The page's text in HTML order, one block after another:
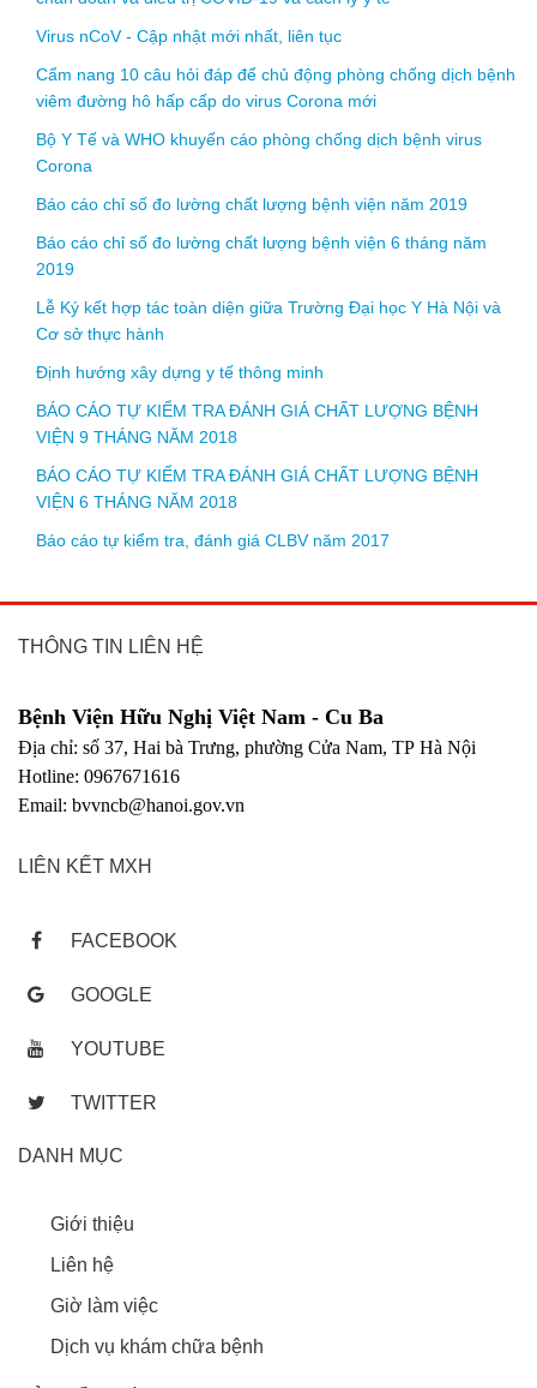
Virus nCoV - Cập nhật mới nhất, liên tục
Cẩm nang 10 câu hỏi đáp để chủ động phòng chống dịch bệnh
viêm đường hô hấp cấp do virus Corona mới
Bộ Y Tế và WHO khuyến cáo phòng chống dịch bệnh virus
Corona
Báo cáo chỉ số đo lường chất lượng bệnh viện năm 2019
Báo cáo chỉ số đo lường chất lượng bệnh viện 6 tháng năm
2019
Lễ Ký kết hợp tác toàn diện giữa Trường Đại học Y Hà Nội và
Cơ sở thực hành
Định hướng xây dựng y tế thông minh
BÁO CÁO TỰ KIỂM TRA ĐÁNH GIÁ CHẤT LƯỢNG BỆNH
VIỆN 9 THÁNG NĂM 2018
BÁO CÁO TỰ KIỂM TRA ĐÁNH GIÁ CHẤT LƯỢNG BỆNH
VIỆN 6 THÁNG NĂM 2018
Báo cáo tự kiểm tra, đánh giá CLBV năm 2017
THÔNG TIN LIÊN HỆ
Bệnh Viện Hữu Nghị Việt Nam - Cu Ba
Địa chỉ: số 37, Hai bà Trưng, phường Cửa Nam, TP Hà Nội
Hotline: 0967671616
Email: bvvncb@hanoi.gov.vn
LIÊN KẾT MXH
FACEBOOK
GOOGLE
YOUTUBE
TWITTER
DANH MỤC
Giới thiệu
Liên hệ
Giờ làm việc
Dịch vụ khám chữa bệnh